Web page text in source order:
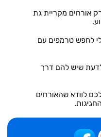
אורחים מקריית גת
לחפש טרמפים עם
שיש להם דרך
לוודא שהאורחים